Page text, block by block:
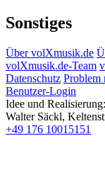
Sonstiges
Über volXmusik.de
volXmusik.de-Team
Datenschutz Problem
Benutzer-Login
Idee und Realisierung:
Walter Säckl,
+49 176 10015151